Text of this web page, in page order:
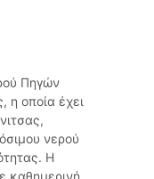
Πηγών
οποία έχει
νερού
Η
καθημερινή